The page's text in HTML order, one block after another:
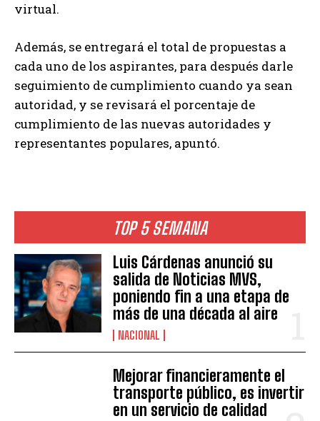
TOP 5 SEMANA
Luis Cárdenas anunció su
salida de Noticias MVS,
poniendo fin a una etapa de
más de una década al aire
NACIONAL
Mejorar financieramente el
transporte público, es invertir
en un servicio de calidad
virtual.
Además, se entregará el total de propuestas a
cada uno de los aspirantes, para después darle
seguimiento de cumplimiento cuando ya sean
autoridad, y se revisará el porcentaje de
cumplimiento de las nuevas autoridades y
representantes populares, apuntó.